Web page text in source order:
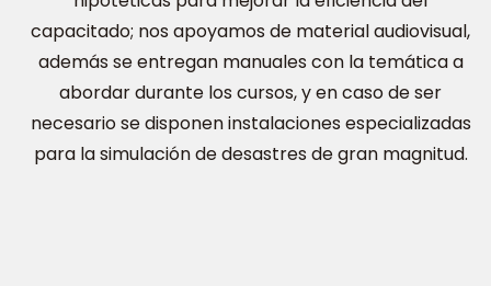
capacitado; nos apoyamos de material audiovisual,
además se entregan manuales con la temática a
abordar durante los cursos, y en caso de ser
necesario se disponen instalaciones especializadas
para la simulación de desastres de gran magnitud.